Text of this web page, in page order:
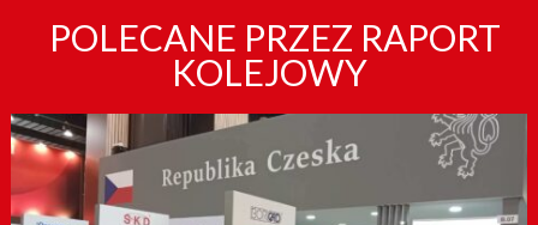
POLECANE PRZEZ RAPORT
KOLEJOWY